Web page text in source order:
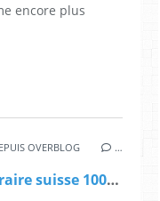
encore plus
OVERBLOG …
Premier prix littéraire suisse 100% S.-F.